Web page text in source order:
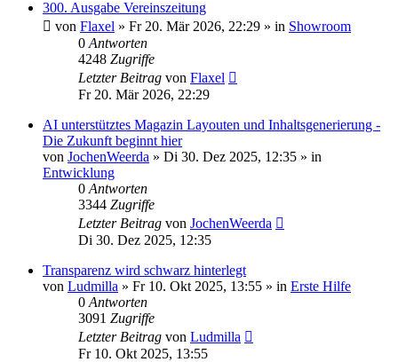
300. Ausgabe Vereinszeitung
von Flaxel » Fr 20. Mär 2026, 22:29 » in Showroom
0 Antworten
4248 Zugriffe
Letzter Beitrag von Flaxel
Fr 20. Mär 2026, 22:29
AI unterstütztes Magazin Layouten und Inhaltsgenerierung -
Die Zukunft beginnt hier
von JochenWeerda » Di 30. Dez 2025, 12:35 » in
Entwicklung
0 Antworten
3344 Zugriffe
Letzter Beitrag von JochenWeerda
Di 30. Dez 2025, 12:35
Transparenz wird schwarz hinterlegt
von Ludmilla » Fr 10. Okt 2025, 13:55 » in Erste Hilfe
0 Antworten
3091 Zugriffe
Letzter Beitrag von Ludmilla
Fr 10. Okt 2025, 13:55